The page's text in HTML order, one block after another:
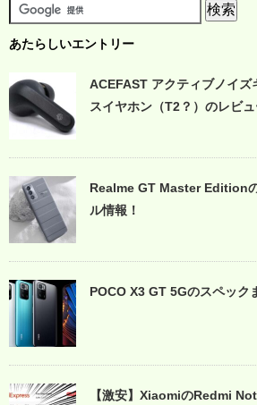
あたらしいエントリー
ACEFAST アクティブノイズ
スイヤホン（T2？）のレビュ
Realme GT Master Edition
ル情報！
POCO X3 GT 5Gのスペック
【激安】XiaomiのRedmi